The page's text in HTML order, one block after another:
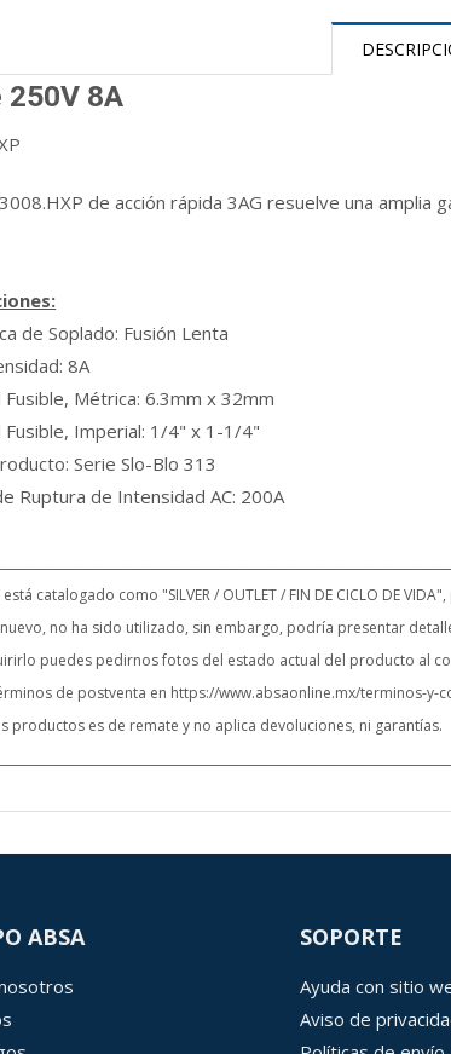
250V 8A
de acción rápida 3AG resuelve una
de Soplado: Fusión Lenta
8A
Fusible, Métrica: 6.3mm x 32mm
Fusible, Imperial: 1/4" x 1-1/4"
Serie Slo-Blo 313
Ruptura de Intensidad AC: 200A
catalogado como "SILVER / OUTLET / FIN DE CICLO DE
no ha sido utilizado, sin embargo, podría presentar
puedes pedirnos fotos del estado actual del producto al
de postventa en https://www.absaonline.mx/terminos-y-
productos es de remate y no aplica devoluciones, ni garantías.
ABSA SOPORTE
Ayuda con sitio
Aviso de